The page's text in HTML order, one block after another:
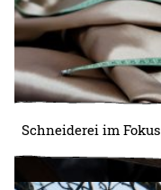
Schneiderei im Fokus